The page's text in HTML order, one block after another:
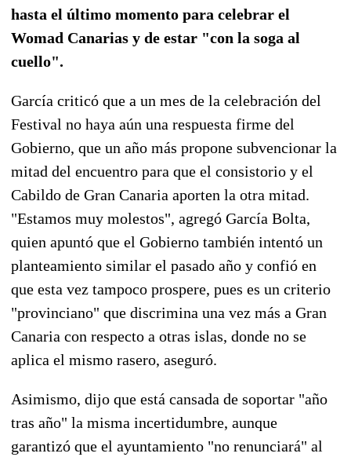
hasta el último momento para celebrar el
Womad Canarias y de estar "con la soga al
cuello".
García criticó que a un mes de la celebración del
Festival no haya aún una respuesta firme del
Gobierno, que un año más propone subvencionar la
mitad del encuentro para que el consistorio y el
Cabildo de Gran Canaria aporten la otra mitad.
"Estamos muy molestos", agregó García Bolta,
quien apuntó que el Gobierno también intentó un
planteamiento similar el pasado año y confió en
que esta vez tampoco prospere, pues es un criterio
"provinciano" que discrimina una vez más a Gran
Canaria con respecto a otras islas, donde no se
aplica el mismo rasero, aseguró.
Asimismo, dijo que está cansada de soportar "año
tras año" la misma incertidumbre, aunque
garantizó que el ayuntamiento "no renunciará" al